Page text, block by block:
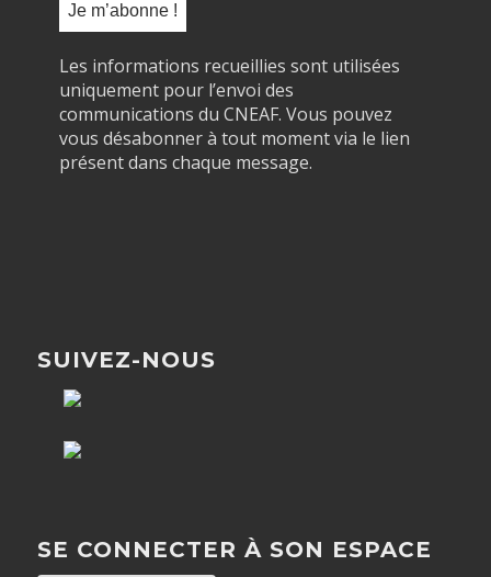
Les informations recueillies sont utilisées
uniquement pour l’envoi des
communications du CNEAF. Vous pouvez
vous désabonner à tout moment via le lien
présent dans chaque message.
SUIVEZ-NOUS
SE CONNECTER À SON ESPACE